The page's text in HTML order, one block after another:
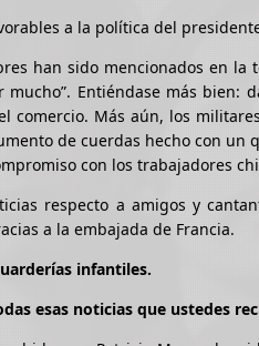
a la política del
han sido mencionados en
Entiéndase más bien:
comercio. Más aún, los
de cuerdas hecho con
con los trabajadores
respecto a amigos y
a la embajada de Francia.
infantiles.
esas noticias que ustedes